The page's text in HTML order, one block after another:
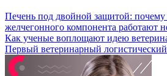
Печень под двойной защитой: почему
желчегонного компонента работают
Как ученые воплощают идею
Первый ветеринарный